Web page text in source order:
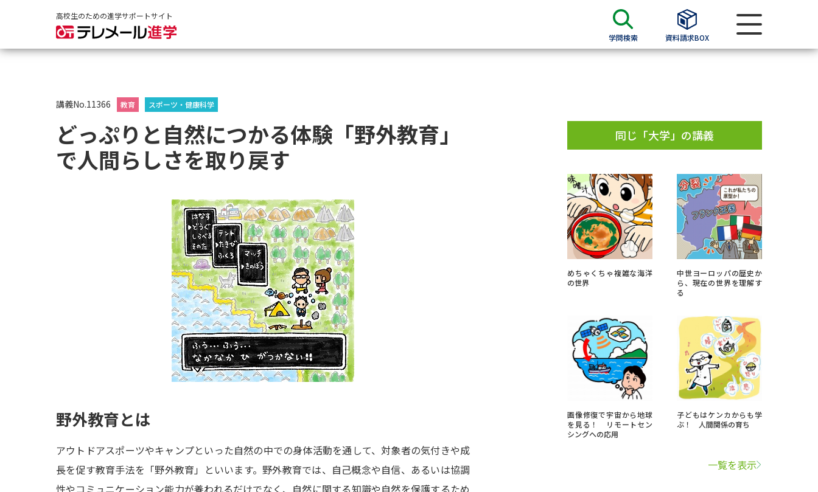
高校生のための進学サポートサイト
学問検索 資料請求BOX
大学・短大の資料種類から請求
大学パンフ
学部・学科パンフ
大学入学共通テスト利用選抜の募集要項＆願書
過去問題集
留学・進学関連、塾・予備校
高等学校卒業程度認定試験
小学校教員資格認定試験
大学検索
大学で学べる内容や特徴を調べる
新増設大学・学部・学科特集
講義No.11366 教育 スポーツ・健康科学
どっぷりと自然につかる体験「野外教育」
で人間らしさを取り戻す
野外教育とは
アウトドアスポーツやキャンプといった自然の中での身体活動を通して、対象者の気付きや成
長を促す教育手法を「野外教育」といいます。野外教育では、自己概念や自信、あるいは協調
性やコミュニケーション能力が養われるだけでなく、自然に関する知識や自然を保護するため
同じ「大学」の講義
めちゃくちゃ複雑な海洋
の世界
中世ヨーロッパの歴史か
ら、現在の世界を理解す
る
画像修復で宇宙から地球
を見る！ リモートセン
シングへの応用
子どもはケンカからも学
ぶ！ 人間関係の育ち
一覧を表示